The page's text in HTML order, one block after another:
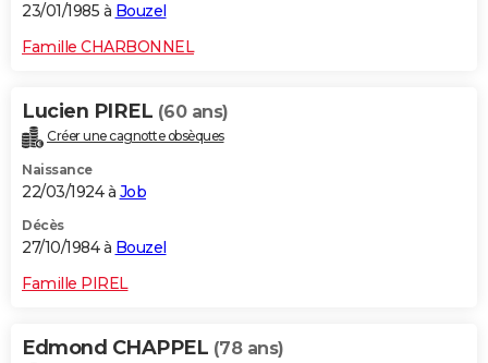
23/01/1985 à Bouzel
Famille CHARBONNEL
Lucien PIREL (60 ans)
Créer une cagnotte obsèques
Naissance
22/03/1924 à Job
Décès
27/10/1984 à Bouzel
Famille PIREL
Edmond CHAPPEL (78 ans)